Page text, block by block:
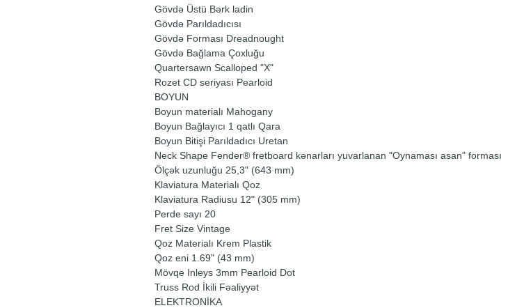
Gövdə Üstü Bərk ladin
Gövdə Parıldadıcısı
Gövdə Forması Dreadnought
Gövdə Bağlama Çoxluğu
Quartersawn Scalloped "X"
Rozet CD seriyası Pearloid
BOYUN
Boyun materialı Mahogany
Boyun Bağlayıcı 1 qatlı Qara
Boyun Bitişi Parıldadıcı Uretan
Neck Shape Fender® fretboard kənarları yuvarlanan "Oynaması asan" forması
Ölçək uzunluğu 25,3" (643 mm)
Klaviatura Materialı Qoz
Klaviatura Radiusu 12" (305 mm)
Perde sayı 20
Fret Size Vintage
Qoz Materialı Krem Plastik
Qoz eni 1.69" (43 mm)
Mövqe Inleys 3mm Pearloid Dot
Truss Rod İkili Fəaliyyət
ELEKTRONİKA